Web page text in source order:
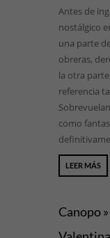
Antes de
nostálgico
una parte
obreras,
la otra
referencia
como
LEER MÁS
Canopo »